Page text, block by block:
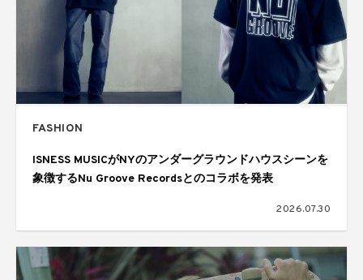
FASHION
ISNESS MUSICがNYのアンダーグラウンドハウスシーンを
象徴するNu Groove Recordsとのコラボを発表
2026.07.30